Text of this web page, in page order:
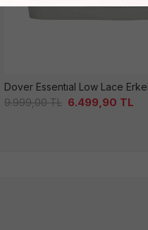
9.999,00TL 6.499,90 TL